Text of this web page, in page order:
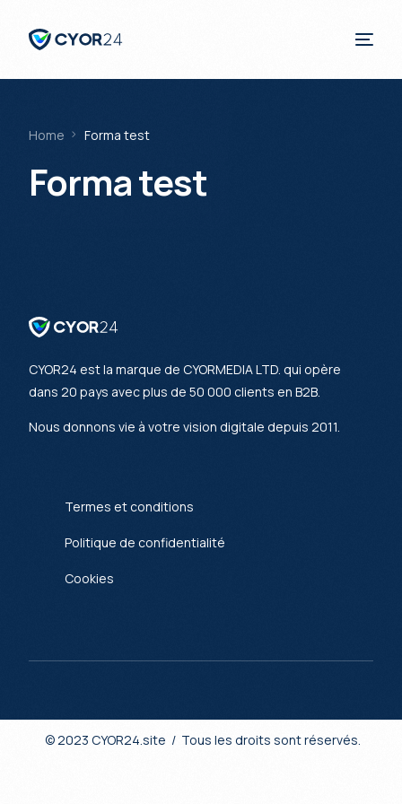
Home Forma test
Forma test
CYOR24 est la marque de CYORMEDIA LTD. qui opère
dans 20 pays avec plus de 50 000 clients en B2B.
Nous donnons vie à votre vision digitale depuis 2011.
Termes et conditions
Politique de confidentialité
Cookies
© 2023 CYOR24.site / Tous les droits sont réservés.